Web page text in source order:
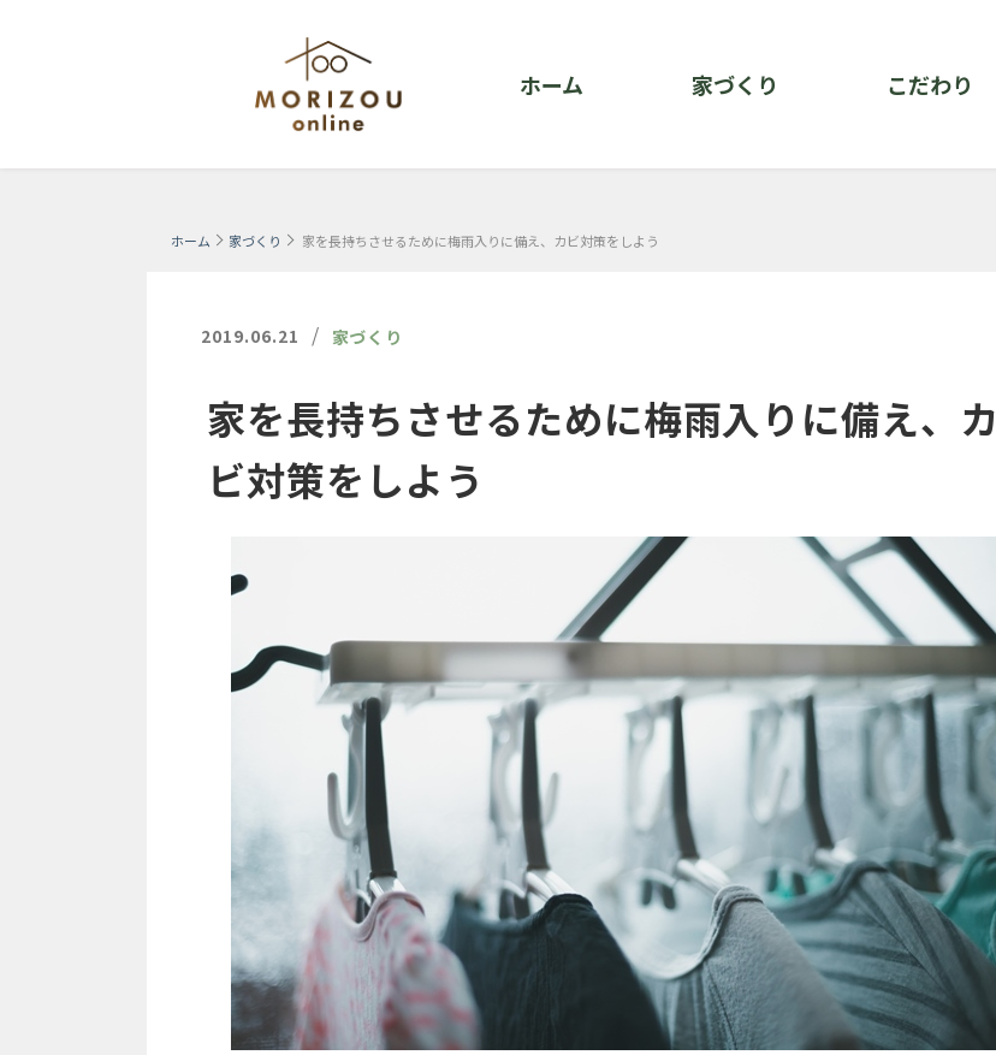
ホーム 家づくり こだわり
ホーム 家づくり 家を長持ちさせるために梅雨入りに備え、カビ対策をしよう
2019.06.21 / 家づくり
家を長持ちさせるために梅雨入りに備え、カ
ビ対策をしよう